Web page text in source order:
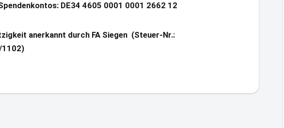
: DE34 4605 0001 0001 2662 12
anerkannt durch FA Siegen (Steuer-Nr.: